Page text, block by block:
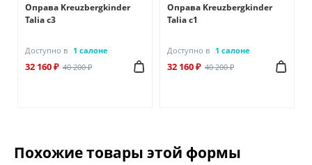
Оправа Kreuzbergkinder
Talia c3
Доступно в 1 салоне
32 160 ₽ 40 200 ₽
Оправа Kreuzbergkinder
Talia c1
Доступно в 1 салоне
32 160 ₽ 40 200 ₽
Похожие товары этой формы